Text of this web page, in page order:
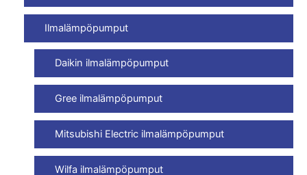
Ilmalämpöpumput
Daikin ilmalämpöpumput
Gree ilmalämpöpumput
Mitsubishi Electric ilmalämpöpumput
Wilfa ilmalämpöpumput